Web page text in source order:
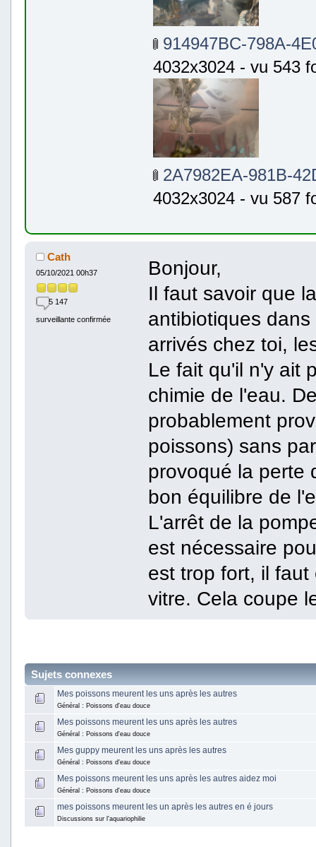
914947BC-798A-
4032x3024 - vu 543
2A7982EA-981B-
4032x3024 - vu 587
Cath
05/10/2021 00h37
5 147
surveillante confirmée
Bonjour,
Il faut savoir que
antibiotiques
arrivés chez toi,
Le fait qu'il n'y ait
chimie de l'eau.
probablement
poissons) sans
provoqué la perte
bon équilibre de
L'arrêt de la
est nécessaire
est trop fort, il
vitre. Cela coupe
Sujets connexes
Mes poissons meurent les uns après les autres
Général : Poissons d'eau douce
Mes poissons meurent les uns après les autres
Général : Poissons d'eau douce
Mes guppy meurent les uns après les autres
Général : Poissons d'eau douce
Mes poissons meurent les uns après les autres aidez moi
Général : Poissons d'eau douce
mes poissons meurent les un après les autres en é jours
Discussions sur l'aquariophilie